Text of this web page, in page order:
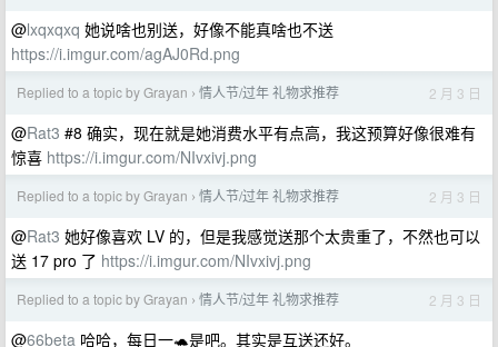
@lxqxqxq 她说啥也别送，好像不能真啥也不送
https://i.imgur.com/agAJ0Rd.png
Replied to a topic by Grayan › 情人节/过年 礼物求推荐 2 月 3 日
@Rat3 #8 确实，现在就是她消费水平有点高，我这预算好像很难有
惊喜 https://i.imgur.com/NIvxivj.png
Replied to a topic by Grayan › 情人节/过年 礼物求推荐 2 月 3 日
@Rat3 她好像喜欢 LV 的，但是我感觉送那个太贵重了，不然也可以
送 17 pro 了 https://i.imgur.com/NIvxivj.png
Replied to a topic by Grayan › 情人节/过年 礼物求推荐 2 月 3 日
@66beta 哈哈，每日一🐢是吧。其实是互送还好。